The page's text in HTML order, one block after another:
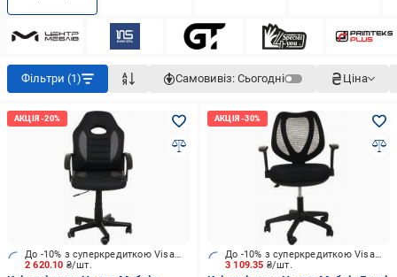
Фільтри (1) Самовивіз: Сьогодні Ціна
2 620.10 ₴/шт.
До -10% з суперкредиткою Visa Вигода
3 109.35 ₴/шт.
До -10% з суперкредиткою Visa Вигода